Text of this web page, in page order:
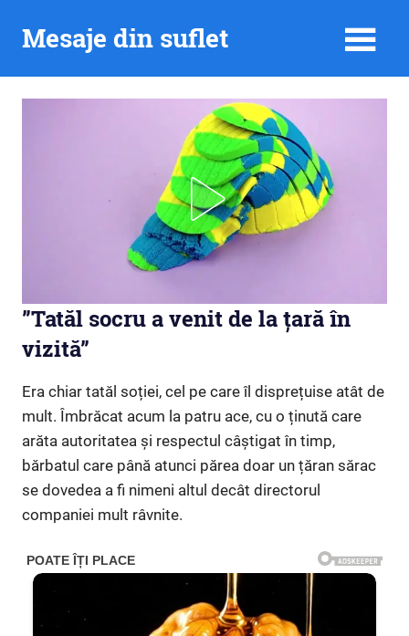
Mesaje din suflet
”Tatăl socru a venit de la țară în
vizită”
Era chiar tatăl soției, cel pe care îl disprețuise atât de
mult. Îmbrăcat acum la patru ace, cu o ținută care
arăta autoritatea și respectul câștigat în timp,
bărbatul care până atunci părea doar un țăran sărac
se dovedea a fi nimeni altul decât directorul
companiei mult râvnite.